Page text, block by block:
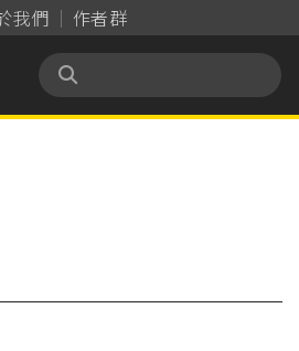
我們 作者群